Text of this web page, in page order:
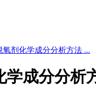
氧剂化学成分分析方法 ...
学成分分析